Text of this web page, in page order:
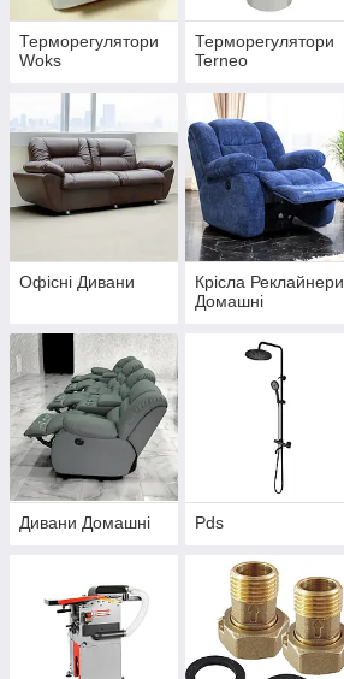
Терморегулятори
Woks
Терморегулятори
Terneo
Офісні Дивани
Крісла Реклайнери
Домашні
Дивани Домашні Pds